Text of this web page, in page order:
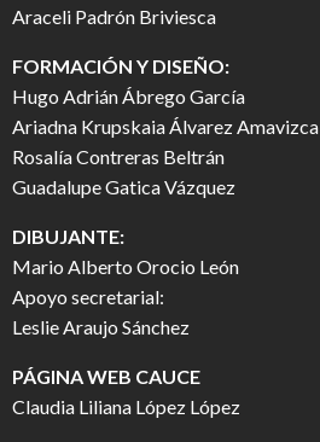
Araceli Padrón Briviesca
FORMACIÓN Y DISEÑO:
Hugo Adrián Ábrego García
Ariadna Krupskaia Álvarez Amavizca
Rosalía Contreras Beltrán
Guadalupe Gatica Vázquez
DIBUJANTE:
Mario Alberto Orocio León
Apoyo secretarial:
Leslie Araujo Sánchez
PÁGINA WEB CAUCE
Claudia Liliana López López